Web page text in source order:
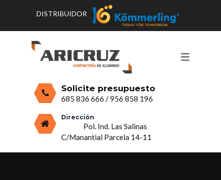
PRODUCTOS
PUERTAS, VENTANAS Y
CERRAMIENTOS, PORCHES Y TECHOS
ALUMINIO
CONTACTO Y HORARIOS
PRESUPUESTO
DISTRIBUIDOR
Solicite presupuesto
685 836 666 /956 858 196
Dirección
Pol. Ind. Las Salinas
C/Manantial Parcela 14-11